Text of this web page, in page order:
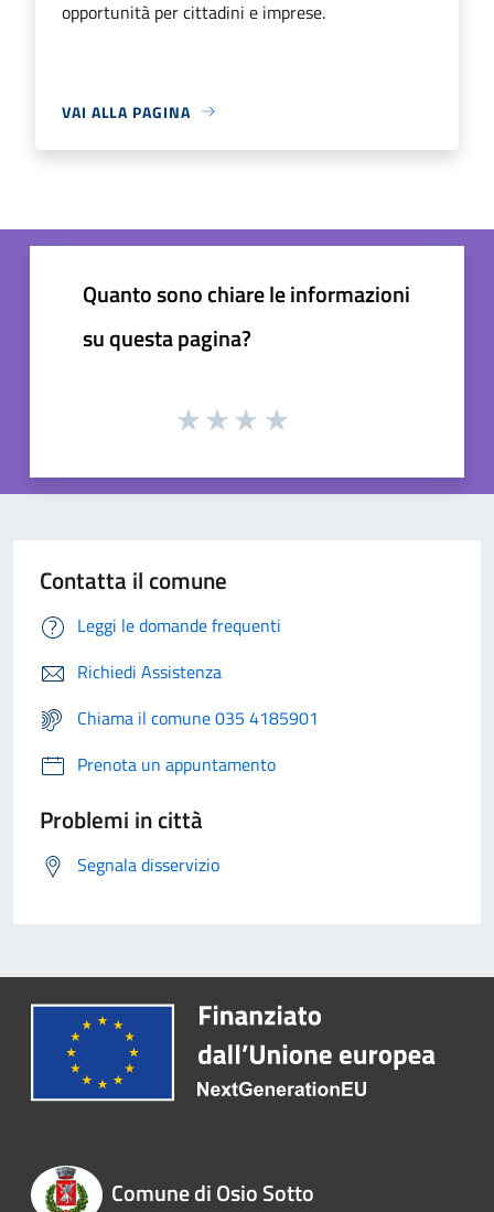
opportunità per cittadini e imprese.
VAI ALLA PAGINA
Quanto sono chiare le informazioni
su questa pagina?
Contatta il comune
Leggi le domande frequenti
Richiedi Assistenza
Chiama il comune 035 4185901
Prenota un appuntamento
Problemi in città
Segnala disservizio
Comune di Osio Sotto